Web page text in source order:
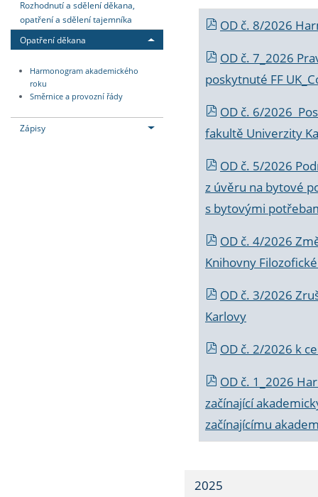
Rozhodnutí a sdělení děkana,
opatření a sdělení tajemníka
Opatření děkana
Harmonogram akademického
roku
Směrnice a provozní řády
Zápisy
OD č. 8/2026
OD č. 7_2026
poskytnuté FF
OD č. 6/2026
fakultě Univerzity
OD č. 5/2026
z úvěru na bytové
s bytovými
OD č. 4/2026
Knihovny
OD č. 3/2026
Karlovy
OD č. 2/2026 k
OD č. 1_2026
začínající
začínajícímu
2025